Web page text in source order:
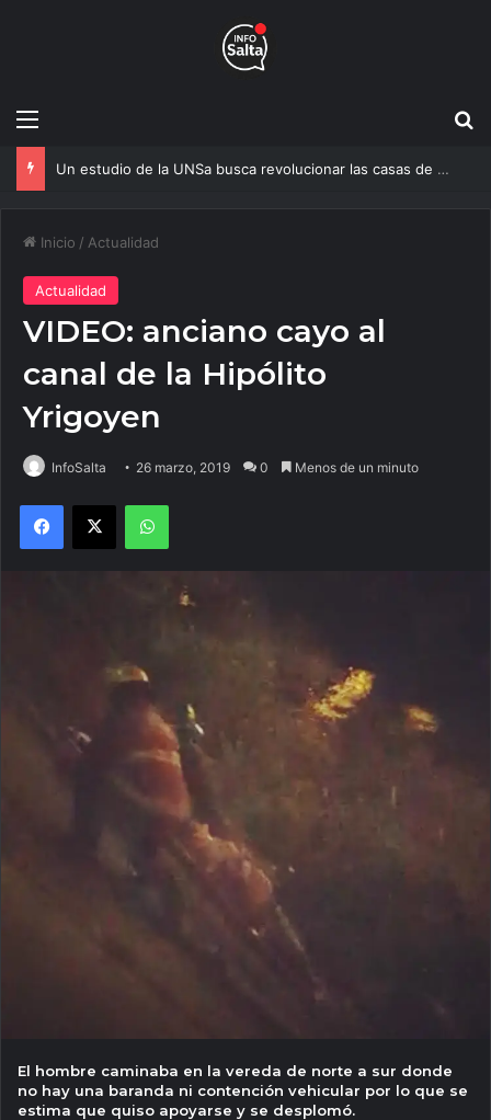
Menú
Un estudio de la UNSa busca revolucionar las casas de adobe y hacerlas más seguras
Inicio / Actualidad
Actualidad
VIDEO: anciano cayo al
canal de la Hipólito
Yrigoyen
InfoSalta 26 marzo, 2019 0 Menos de un minuto
Facebook
X WhatsApp
El hombre caminaba en la vereda de norte a sur donde
no hay una baranda ni contención vehicular por lo que se
estima que quiso apoyarse y se desplomó.